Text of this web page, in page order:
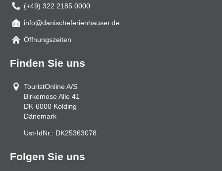
(+49) 322 2185 0000
Mail
info@danischeferienhauser.de
Öffnungszeiten
Finden Sie uns
TouristOnline A/S
Birkemose Alle 41
DK-6000 Kolding
Dänemark
Ust-IdNr.: DK25363078
Folgen Sie uns